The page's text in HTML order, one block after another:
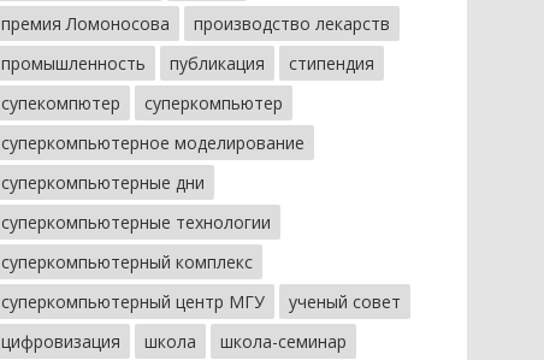
премия Ломоносова
производство лекарств
промышленность
публикация
стипендия
супекомпютер
суперкомпьютер
суперкомпьютерное моделирование
суперкомпьютерные дни
суперкомпьютерные технологии
суперкомпьютерный комплекс
суперкомпьютерный центр МГУ
ученый совет
цифровизация
школа школа-семинар